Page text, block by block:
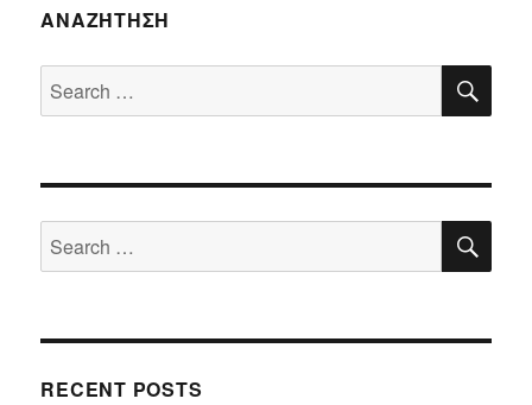
ΑΝΑΖΉΤΗΣΗ
Search
for:
Search
for:
RECENT POSTS